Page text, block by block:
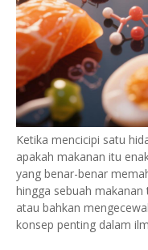
Ketika mencicipi satu
apakah makanan itu
yang benar-benar
hingga sebuah
atau bahkan
konsep penting dalam